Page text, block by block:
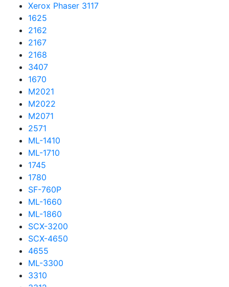
Xerox Phaser 3117
1625
2162
2167
2168
3407
1670
M2021
M2022
M2071
2571
ML-1410
ML-1710
1745
1780
SF-760P
ML-1660
ML-1860
SCX-3200
SCX-4650
4655
ML-3300
3310